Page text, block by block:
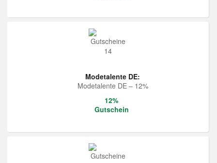
Modetalente DE:
Modetalente DE – 12%
12%
Gutschein